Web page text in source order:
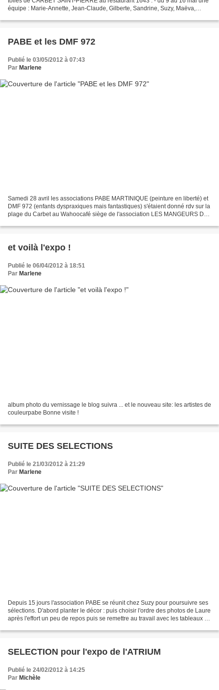
équipe : Marie-Annette, Jean-Claude, Gilberte, Sandrine, Suzy, Maëva,
PABE et les DMF 972
Publié le 03/05/2012 à 07:43
Par Marlene
Samedi 28 avril les associations PABE MARTINIQUE (peinture en liberté) et
DMF 972 (enfants dyspraxiques mais fantastiques) s'étaient donné rdv sur la
plage du Carbet au Wahoocafé siège de l'association LES MANGEURS DE
et voilà l'expo !
Publié le 06/04/2012 à 18:51
Par Marlene
album photo du vernissage le blog suivra ... et le nouveau site: les artistes de
couleurpabe Bonne visite !
SUITE DES SELECTIONS
Publié le 21/03/2012 à 21:29
Par Marlene
Depuis 15 jours l'association PABE se réunit chez Suzy pour poursuivre ses
sélections. D'abord planter le décor : puis choisir l'ordre des photos de Laure
après l'effort un peu de repos puis se remettre au travail avec les tableaux de
SELECTION pour l'expo de l'ATRIUM
Publié le 24/02/2012 à 14:25
Par Michèle